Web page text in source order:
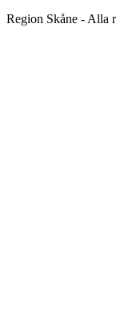
Region Skåne - Alla